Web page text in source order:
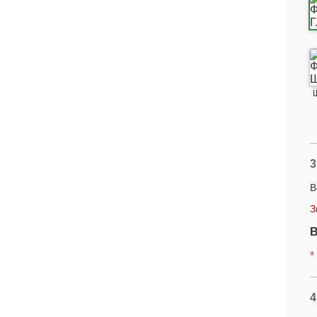
*